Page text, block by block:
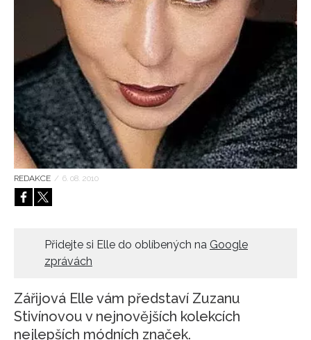
REDAKCE / 6. 08. 2010
Přidejte si Elle do oblíbených na Google
zprávách
Zářijová Elle vám představí Zuzanu
Stivínovou v nejnovějších kolekcích
nejlepších módních značek.